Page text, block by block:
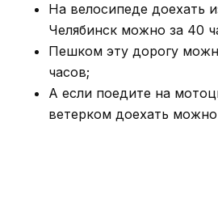
На велосипеде доехать
Челябинск можно за 40
Пешком эту дорогу
часов;
А если поедите на
ветерком доехать можно